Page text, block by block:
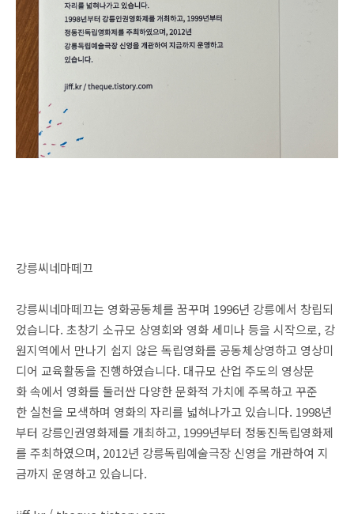
강릉씨네마떼끄
강릉씨네마떼끄는 영화공동체를 꿈꾸며 1996년 강릉에서 창립되
었습니다. 초창기 소규모 상영회와 영화 세미나 등을 시작으로, 강
원지역에서 만나기 쉽지 않은 독립영화를 공동체상영하고 영상미
디어 교육활동을 진행하였습니다. 대규모 산업 주도의 영상문
화 속에서 영화를 둘러싼 다양한 문화적 가치에 주목하고 꾸준
한 실천을 모색하며 영화의 자리를 넓혀나가고 있습니다. 1998년
부터 강릉인권영화제를 개최하고, 1999년부터 정동진독립영화제
를 주최하였으며, 2012년 강릉독립예술극장 신영을 개관하여 지
금까지 운영하고 있습니다.